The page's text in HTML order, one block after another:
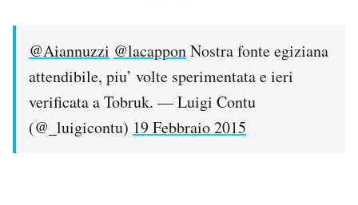
@Aiannuzzi @lacapponNostra fonte egiziana
attendibile, piu’ volte sperimentata e ieri
verificata a Tobruk. — Luigi Contu
(@_luigicontu) 19 Febbraio 2015